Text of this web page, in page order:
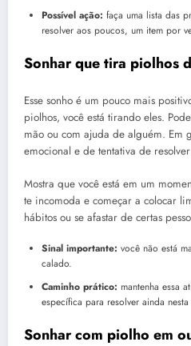
Possível ação: faça uma lista das
resolver aos poucos, um item por
Sonhar que tira piolhos
Esse sonho é um pouco mais
piolhos, você está tirando eles.
mão ou com ajuda de alguém. Em
emocional e de tentativa de
Mostra que você está em um
te incomoda e começar a colocar
hábitos ou se afastar de certas
Sinal importante: você não está
calado.
Caminho prático: mantenha essa
específica para resolver ainda nesta
Sonhar com piolho em